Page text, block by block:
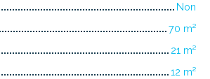
Non
70 m²
21 m²
12 m²